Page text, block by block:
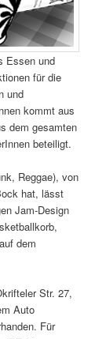
Essen und
für die
und
kommt aus
dem gesamten
beteiligt.
Reggae), von
hat, lässt
Jam-Design
dem
Str. 27,
Auto
Für